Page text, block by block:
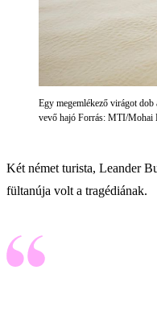
Egy megemlékező virágot
vevő hajó Forrás: MTI/Mohai
Két német turista, Leander
fültanúja volt a tragédiának.